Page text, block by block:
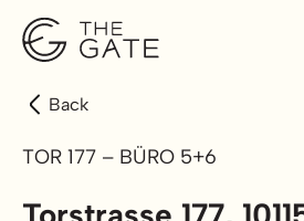
Back
TOR 177 – BÜRO 5+6